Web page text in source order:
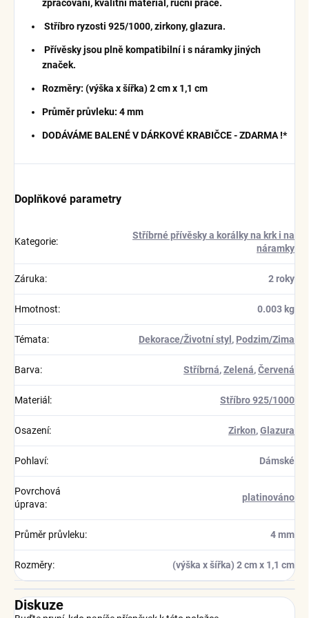
zpracování, kvalitní materiál, ruční práce.
Stříbro ryzosti 925/1000, zirkony, glazura.
Přívěsky jsou plně kompatibilní i s náramky jiných
značek.
Rozměry: (výška x šířka) 2 cm x 1,1 cm
Průměr průvleku: 4 mm
DODÁVÁME BALENÉ V DÁRKOVÉ KRABIČCE - ZDARMA !*
Doplňkové parametry
Kategorie:
Stříbrné přívěsky a korálky na krk i na
náramky
Záruka: 2 roky
Hmotnost: 0.003 kg
Témata: Dekorace/Životní styl , Podzim/Zima
Barva: Stříbrná,Zelená,Červená
Materiál : Stříbro 925/1000
Osazení: Zirkon,Glazura
Pohlaví: Dámské
Povrchová
úprava:
platinováno
Průměr průvleku: 4 mm
Rozměry: (výška x šířka) 2 cm x 1,1 cm
Diskuze